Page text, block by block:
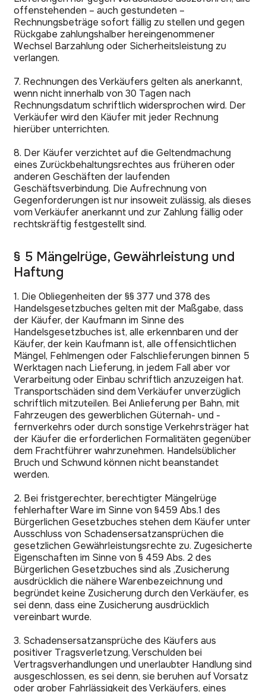
offenstehenden – auch gestundeten –
Rechnungsbeträge sofort fällig zu stellen und gegen
Rückgabe zahlungshalber hereingenommener
Wechsel Barzahlung oder Sicherheitsleistung zu
verlangen.
7. Rechnungen des Verkäufers gelten als anerkannt,
wenn nicht innerhalb von 30 Tagen nach
Rechnungsdatum schriftlich widersprochen wird. Der
Verkäufer wird den Käufer mit jeder Rechnung
hierüber unterrichten.
8. Der Käufer verzichtet auf die Geltendmachung
eines Zurückbehaltungsrechtes aus früheren oder
anderen Geschäften der laufenden
Geschäftsverbindung. Die Aufrechnung von
Gegenforderungen ist nur insoweit zulässig, als dieses
vom Verkäufer anerkannt und zur Zahlung fällig oder
rechtskräftig festgestellt sind.
§ 5 Mängelrüge, Gewährleistung und
Haftung
1. Die Obliegenheiten der §§ 377 und 378 des
Handelsgesetzbuches gelten mit der Maßgabe, dass
der Käufer, der Kaufmann im Sinne des
Handelsgesetzbuches ist, alle erkennbaren und der
Käufer, der kein Kaufmann ist, alle offensichtlichen
Mängel, Fehlmengen oder Falschlieferungen binnen 5
Werktagen nach Lieferung, in jedem Fall aber vor
Verarbeitung oder Einbau schriftlich anzuzeigen hat.
Transportschäden sind dem Verkäufer unverzüglich
schriftlich mitzuteilen. Bei Anlieferung per Bahn, mit
Fahrzeugen des gewerblichen Güternah- und -
fernverkehrs oder durch sonstige Verkehrsträger hat
der Käufer die erforderlichen Formalitäten gegenüber
dem Frachtführer wahrzunehmen. Handelsüblicher
Bruch und Schwund können nicht beanstandet
werden.
2. Bei fristgerechter, berechtigter Mängelrüge
fehlerhafter Ware im Sinne von §459 Abs.1 des
Bürgerlichen Gesetzbuches stehen dem Käufer unter
Ausschluss von Schadensersatzansprüchen die
gesetzlichen Gewährleistungsrechte zu. Zugesicherte
Eigenschaften im Sinne von § 459 Abs. 2 des
Bürgerlichen Gesetzbuches sind als ‚Zusicherung
ausdrücklich die nähere Warenbezeichnung und
begründet keine Zusicherung durch den Verkäufer, es
sei denn, dass eine Zusicherung ausdrücklich
vereinbart wurde.
3. Schadensersatzansprüche des Käufers aus
positiver Tragsverletzung, Verschulden bei
Vertragsverhandlungen und unerlaubter Handlung sind
ausgeschlossen, es sei denn, sie beruhen auf Vorsatz
oder grober Fahrlässigkeit des Verkäufers, eines